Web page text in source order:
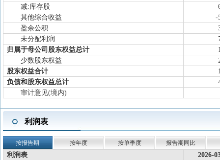
减:库存股
其他综合收益
-
盈余公积
未分配利润
归属于母公司股东权益总计
少数股东权益
股东权益合计
负债和股东权益总计
审计意见(境内)
利润表
按报告期 按年度 按单季度 报告期同比
利润表 2026-